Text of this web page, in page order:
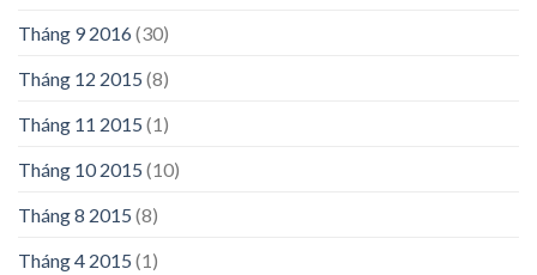
Tháng 9 2016(30)
Tháng 12 2015 (8)
Tháng 11 2015 (1)
Tháng 10 2015 (10)
Tháng 8 2015 (8)
Tháng 4 2015 (1)